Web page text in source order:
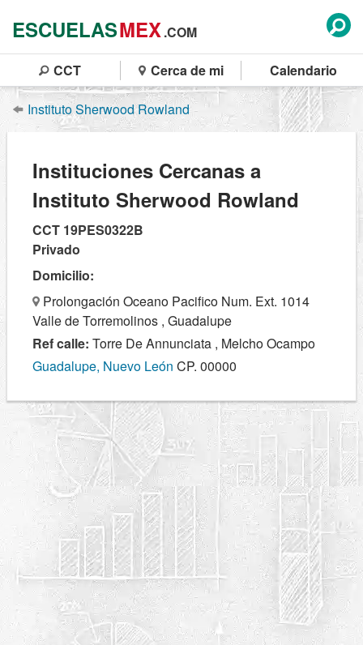
ESCUELASMEX.COM
CCT Cerca de mi Calendario
Instituto Sherwood Rowland
Instituciones Cercanas a
Instituto Sherwood Rowland
CCT 19PES0322B
Privado
Domicilio:
Prolongación Oceano Pacifico Num. Ext. 1014
Valle de Torremolinos , Guadalupe
Ref calle: Torre De Annunciata , Melcho Ocampo
Guadalupe, Nuevo León CP. 00000